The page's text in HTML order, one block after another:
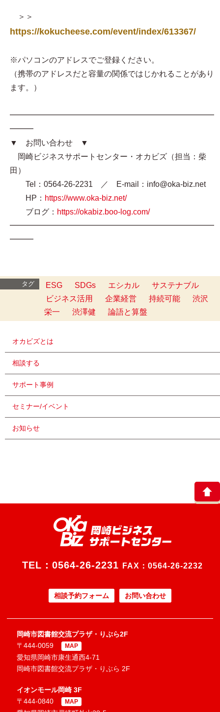
＞＞
https://kokucheese.com/event/index/613367/
※パソコンのアドレスでご登録ください。
（携帯のアドレスだと容量の関係ではじかれることがあり
ます。）
━━━━━━━━━━━━━━━━━━━━━━━━━━
━━━
▼ お問い合わせ ▼
岡崎ビジネスサポートセンター・オカビズ（担当：柴
田）
Tel：0564-26-2231 ／ E-mail：info@oka-biz.net
HP： https://www.oka-biz.net/
ブログ： https://okabiz.boo-log.com/
━━━━━━━━━━━━━━━━━━━━━━━━━━
━━━
タグ ESG SDGs エシカル
サステナブル
ビジネス活用
企業経営 持続可能
渋沢
栄一
渋澤健 論語と算盤
オカビズとは
相談する
サポート事例
セミナー/イベント
お知らせ
TEL： 0564-26-2231 FAX：0564-26-2232
相談予約フォーム お問い合わせ
岡崎市図書館交流プラザ・りぶら2F
〒444-0059
MAP
愛知県岡崎市康生通西4-71
岡崎市図書館交流プラザ・りぶら 2F
イオンモール岡崎 3F
〒444-0840
MAP